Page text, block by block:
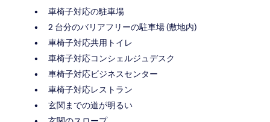
車椅子対応の駐車場
2 台分のバリアフリーの駐車場 (敷地内)
車椅子対応共用トイレ
車椅子対応コンシェルジュデスク
車椅子対応ビジネスセンター
車椅子対応レストラン
玄関までの道が明るい